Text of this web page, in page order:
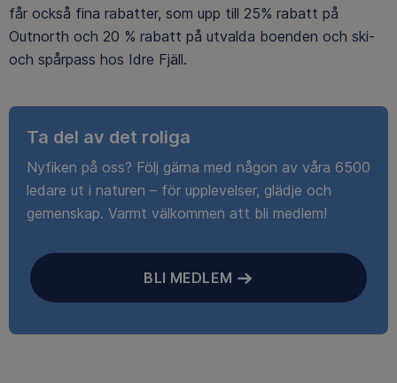
får också fina rabatter, som upp till 25% rabatt på
Outnorth och 20 % rabatt på utvalda boenden och ski-
och spårpass hos Idre Fjäll.
Ta del av det roliga
Nyfiken på oss? Följ gärna med någon av våra 6500
ledare ut i naturen – för upplevelser, glädje och
gemenskap. Varmt välkommen att bli medlem!
BLI MEDLEM